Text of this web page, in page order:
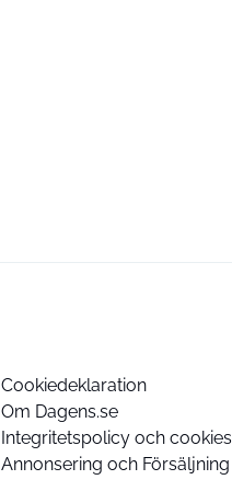
Cookiedeklaration
Om Dagens.se
Integritetspolicy och cookies
Annonsering och Försäljning